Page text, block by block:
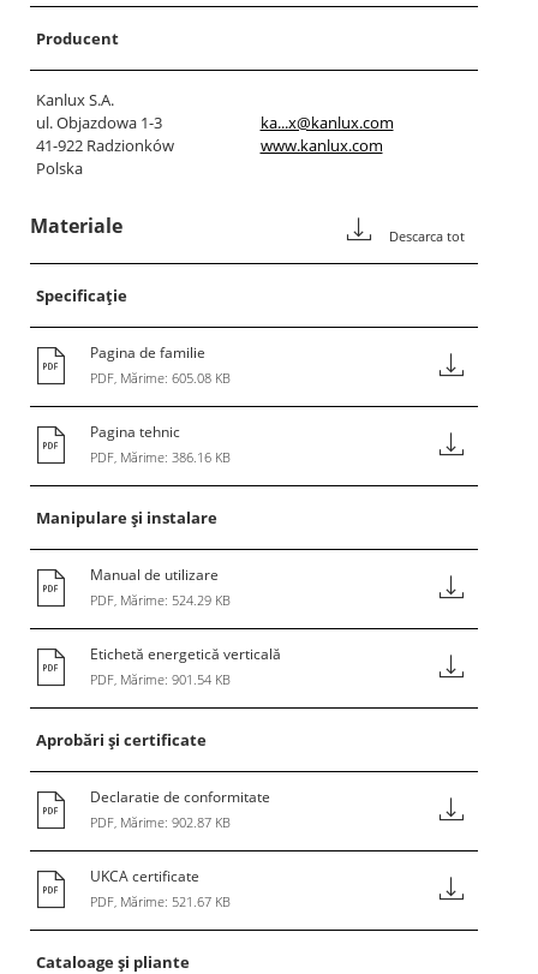
Producent
Kanlux S.A.
ul. Objazdowa 1-3
41-922 Radzionków
Polska
ka...x@kanlux.com
www.kanlux.com
Materiale Descarca tot
Specificație
Pagina de familie
PDF, Mărime: 605.08 KB
Pagina tehnic
PDF, Mărime: 386.16 KB
Manipulare și instalare
Manual de utilizare
PDF, Mărime: 524.29 KB
Etichetă energetică verticală
PDF, Mărime: 901.54 KB
Aprobări și certificate
Declaratie de conformitate
PDF, Mărime: 902.87 KB
UKCA certificate
PDF, Mărime: 521.67 KB
Cataloage și pliante